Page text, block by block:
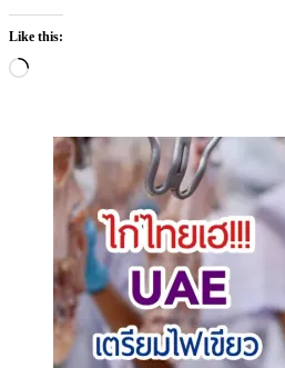
Like this:
Loading…